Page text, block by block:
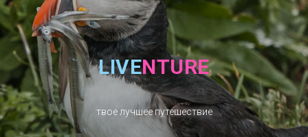
LIVENTURE
твое лучшее путешествие